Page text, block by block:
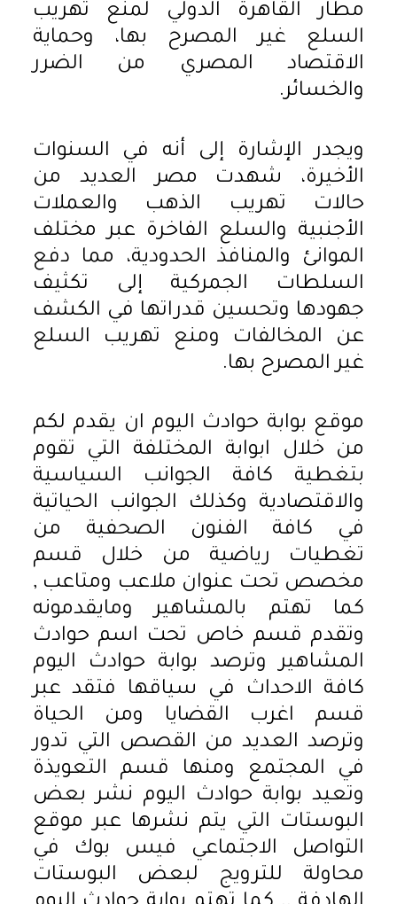
مطار القاهرة الدولي لمنع تهريب
السلع غير المصرح بها، وحماية
الاقتصاد المصري من الضرر
والخسائر.
ويجدر الإشارة إلى أنه في السنوات
الأخيرة، شهدت مصر العديد من
حالات تهريب الذهب والعملات
الأجنبية والسلع الفاخرة عبر مختلف
الموانئ والمنافذ الحدودية، مما دفع
السلطات الجمركية إلى تكثيف
جهودها وتحسين قدراتها في الكشف
عن المخالفات ومنع تهريب السلع
غير المصرح بها.
موقع بوابة حوادث اليوم ان يقدم لكم
من خلال ابوابة المختلفة التي تقوم
بتغطية كافة الجوانب السياسية
والاقتصادية وكذلك الجوانب الحياتية
في كافة الفنون الصحفية من
تغطيات رياضية من خلال قسم
مخصص تحت عنوان ملاعب ومتاعب ,
كما تهتم بالمشاهير ومايقدمونه
وتقدم قسم خاص تحت اسم حوادث
المشاهير وترصد بوابة حوادث اليوم
كافة الاحداث في سياقها فتقد عبر
قسم اغرب القضايا ومن الحياة
وترصد العديد من القصص التي تدور
في المجتمع ومنها قسم التعويذة
وتعيد بوابة حوادث اليوم نشر بعض
البوستات التي يتم نشرها عبر موقع
التواصل الاجتماعي فيس بوك في
محاولة للترويج لبعض البوستات